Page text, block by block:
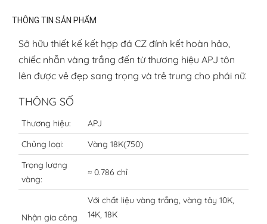
THÔNG TIN SẢN PHẨM
Sở hữu thiết kế kết hợp đá CZ đính kết hoàn hảo,
chiếc nhẫn vàng trắng đến từ thương hiệu APJ tôn
lên được vẻ đẹp sang trọng và trẻ trung cho phái nữ.
THÔNG SỐ
Thương hiệu:
APJ
Chủng loại:
Vàng 18K(750)
Trọng lượng
vàng:
≈ 0.786 chỉ
Nhận gia công
Với chất liệu vàng trắng, vàng tây 10K,
14K, 18K